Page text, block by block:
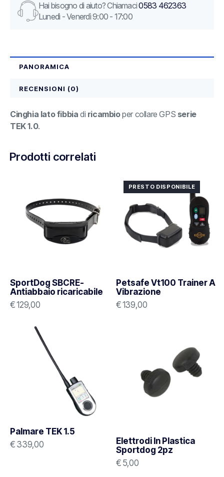
Hai bisogno di aiuto? Chiamaci0583 462363
Lunedì - Venerdì 9:00 - 17:00
PANORAMICA
RECENSIONI (0)
Cinghia lato fibbia di ricambioper collare GPS serie
TEK 1.0.
Prodotti correlati
SportDog SBCRE-
Antiabbaio ricaricabile
€129,00
PRESTO DISPONIBILE
Petsafe Vt100 Trainer A
Vibrazione
€139,00
Palmare TEK 1.5
€ 339,00
Elettrodi In Plastica
Sportdog 2pz
€ 5,00